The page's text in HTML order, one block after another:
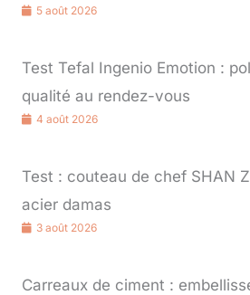
5 août 2026
Test Tefal Ingenio Emotion :
qualité au rendez-vous
4 août 2026
Test : couteau de chef SHAN
acier damas
3 août 2026
Carreaux de ciment :